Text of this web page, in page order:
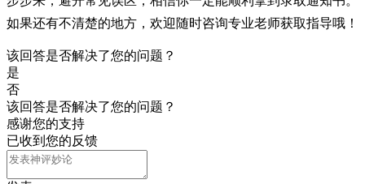
如果还有不清楚的地方，欢迎随时咨询专业老师获取指导哦！
该回答是否解决了您的问题？
是
否
该回答是否解决了您的问题？
感谢您的支持
已收到您的反馈